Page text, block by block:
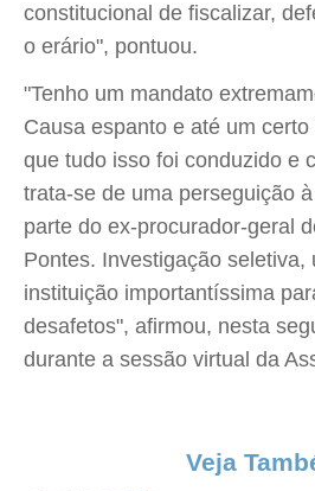
constitucional de fiscalizar,
o erário", pontuou.
"Tenho um mandato
Causa espanto e até um
que tudo isso foi conduzido e
trata-se de uma perseguição
parte do ex-procurador-geral
Pontes. Investigação seletiva,
instituição importantíssima
desafetos", afirmou, nesta
durante a sessão virtual da
Veja